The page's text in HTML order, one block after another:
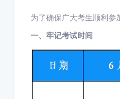
为了确保广大考生顺利参
一、牢记考试时间